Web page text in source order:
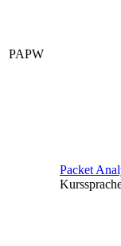
PAPW
Packet